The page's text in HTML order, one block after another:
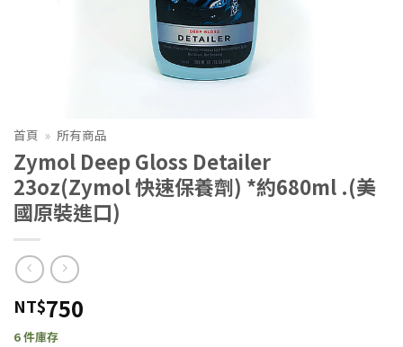
首頁 » 所有商品
Zymol Deep Gloss Detailer
23oz(Zymol 快速保養劑) *約680ml .(美
國原裝進口)
NT$750
6 件庫存